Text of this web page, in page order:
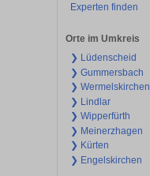
Experten finden
Orte im Umkreis
❯ Lüdenscheid
❯ Gummersbach
❯ Wermelskirchen
❯ Lindlar
❯ Wipperfürth
❯ Meinerzhagen
❯ Kürten
❯ Engelskirchen